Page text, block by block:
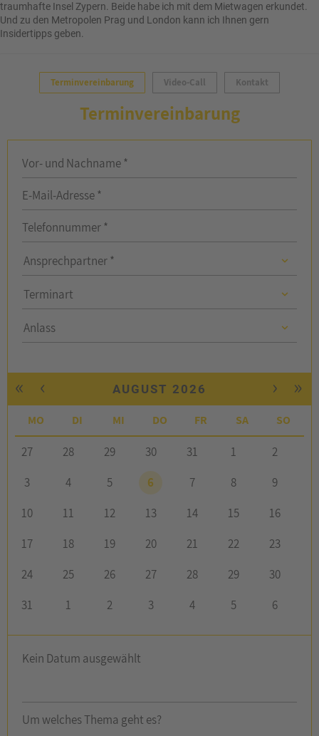
traumhafte Insel Zypern. Beide habe ich mit dem Mietwagen erkundet.
Und zu den Metropolen Prag und London kann ich Ihnen gern
Insidertipps geben.
Terminvereinbarung Video-Call Kontakt
Terminvereinbarung
Vor- und Nachname *
E-Mail-Adresse *
Telefonnummer *
Ansprechpartner *
Terminart
Anlass
« ‹ AUGUST 2026 › »
MO DI MI DO FR SA SO
27 28 29 30 31 1
2
3
4 5 6 7 8
9
10
11 12 13 14 15
16
17
18 19 20 21 22
23
24
25 26 27 28 29
30
31
1 2 3 4 5 6
Kein Datum ausgewählt
Um welches Thema geht es?